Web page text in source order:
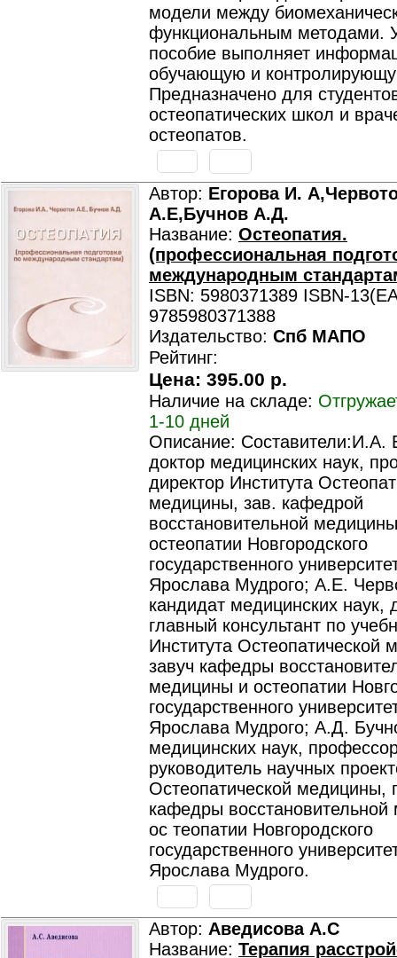
модели между
функциональным методами.
пособие выполняет
обучающую и
Предназначено для
остеопатических школ и
остеопатов.
Автор: Егорова И.
А.Е,Бучнов А.Д.
Название: Остеопатия.
(профессиональная
международным
ISBN: 5980371389 ISBN-
9785980371388
Издательство: Спб МАПО
Рейтинг:
Цена: 395.00 р.
Наличие на складе:
1-10 дней
Описание: Составители:И.А.
доктор медицинских наук,
директор Института
медицины, зав. кафедрой
восстановительной
остеопатии Новгородского
государственного
Ярослава Мудрого; А.Е.
кандидат медицинских наук,
главный консультант по
Института Остеопатической
завуч кафедры
медицины и остеопатии
государственного
Ярослава Мудрого; А.Д.
медицинских наук,
руководитель научных
Остеопатической медицины,
кафедры
ос теопатии Новгородского
государственного
Ярослава Мудрого.
Автор: Аведисова А.С
Название: Терапия